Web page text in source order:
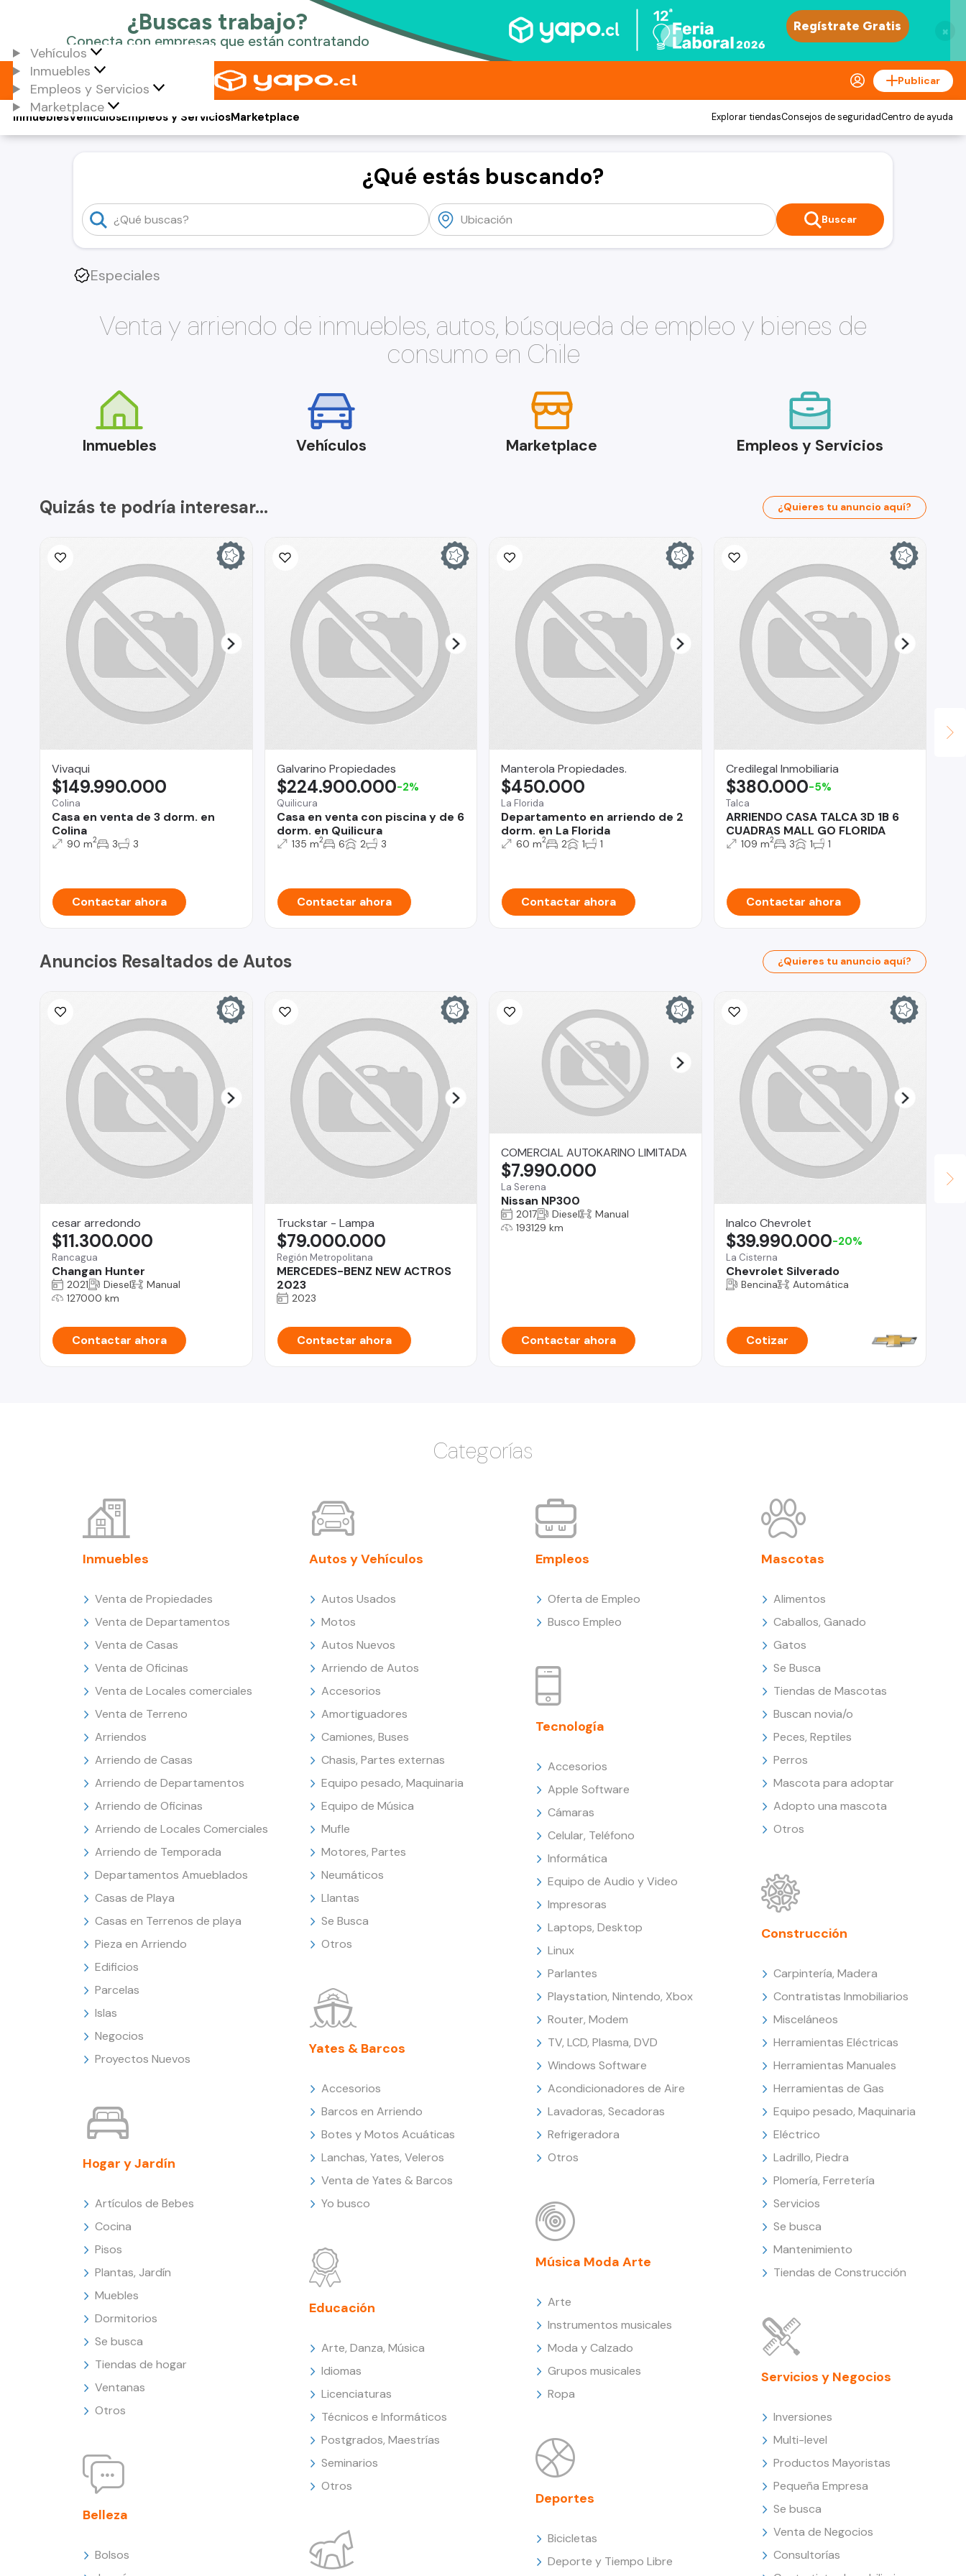
×
Vehículos
Inmuebles
Empleos y Servicios
Marketplace
Publicar
Vehículos
Inmuebles Empleos y ServiciosMarketplace Explorar tiendasConsejos de seguridadCentro de ayuda
¿Qué estás buscando?
Buscar
Especiales
Venta y arriendo de inmuebles, autos, búsqueda de empleo y bienes de
consumo en Chile
Inmuebles Vehículos Marketplace Empleos y Servicios
Quizás te podría interesar... ¿Quieres tu anuncio aquí?
Vivaqui
Colina
Casa en venta de 3 dorm. en
Colina
$149.990.000
90 m2 3 3
Contactar ahora
Galvarino Propiedades
Quilicura
Casa en venta con piscina y de 6
dorm. en Quilicura
$224.900.000-2%
135 m2 6 2 3
Contactar ahora
Manterola Propiedades.
La Florida
Departamento en arriendo de 2
dorm. en La Florida
$450.000
60 m2 2 1 1
Contactar ahora
Credilegal Inmobiliaria
Talca
ARRIENDO CASA TALCA 3D 1B 6
CUADRAS MALL GO FLORIDA
$380.000-5%
109 m2 3 1 1
Contactar ahora
Anuncios Resaltados de Autos ¿Quieres tu anuncio aquí?
cesar arredondo
Rancagua
Changan Hunter
$11.300.000
2021 Diesel
Manual
127000 km
Contactar ahora
Truckstar - Lampa
Región Metropolitana
MERCEDES-BENZ NEW ACTROS
2023
$79.000.000
2023
Contactar ahora
COMERCIAL AUTOKARINO LIMITADA
La Serena
Nissan NP300
$7.990.000
2017 Diesel
Manual
193129 km
Contactar ahora
Inalco Chevrolet
La Cisterna
Chevrolet Silverado
$39.990.000-20%
Bencina Automática
Cotizar
Categorías
Inmuebles
Venta de Propiedades
Venta de Departamentos
Venta de Casas
Venta de Oficinas
Venta de Locales comerciales
Venta de Terreno
Arriendos
Arriendo de Casas
Arriendo de Departamentos
Arriendo de Oficinas
Arriendo de Locales Comerciales
Arriendo de Temporada
Departamentos Amueblados
Casas de Playa
Casas en Terrenos de playa
Pieza en Arriendo
Edificios
Parcelas
Islas
Negocios
Proyectos Nuevos
Hogar y Jardín
Artículos de Bebes
Cocina
Pisos
Plantas, Jardín
Muebles
Dormitorios
Se busca
Tiendas de hogar
Ventanas
Otros
Belleza
Bolsos
Autos y Vehículos
Autos Usados
Motos
Autos Nuevos
Arriendo de Autos
Accesorios
Amortiguadores
Camiones, Buses
Chasis, Partes externas
Equipo pesado, Maquinaria
Equipo de Música
Mufle
Motores, Partes
Neumáticos
Llantas
Se Busca
Otros
Yates & Barcos
Accesorios
Barcos en Arriendo
Botes y Motos Acuáticas
Lanchas, Yates, Veleros
Venta de Yates & Barcos
Yo busco
Educación
Arte, Danza, Música
Idiomas
Licenciaturas
Técnicos e Informáticos
Postgrados, Maestrías
Seminarios
Otros
Empleos
Oferta de Empleo
Busco Empleo
Tecnología
Accesorios
Apple Software
Cámaras
Celular, Teléfono
Informática
Equipo de Audio y Video
Impresoras
Laptops, Desktop
Linux
Parlantes
Playstation, Nintendo, Xbox
Router, Modem
TV, LCD, Plasma, DVD
Windows Software
Acondicionadores de Aire
Lavadoras, Secadoras
Refrigeradora
Otros
Música Moda Arte
Arte
Instrumentos musicales
Moda y Calzado
Grupos musicales
Ropa
Deportes
Bicicletas
Deporte y Tiempo Libre
Mascotas
Alimentos
Caballos, Ganado
Gatos
Se Busca
Tiendas de Mascotas
Buscan novia/o
Peces, Reptiles
Perros
Mascota para adoptar
Adopto una mascota
Otros
Construcción
Carpintería, Madera
Contratistas Inmobiliarios
Misceláneos
Herramientas Eléctricas
Herramientas Manuales
Herramientas de Gas
Equipo pesado, Maquinaria
Eléctrico
Ladrillo, Piedra
Plomería, Ferretería
Servicios
Se busca
Mantenimiento
Tiendas de Construcción
Servicios y Negocios
Inversiones
Multi-level
Productos Mayoristas
Pequeña Empresa
Se busca
Venta de Negocios
Consultorías